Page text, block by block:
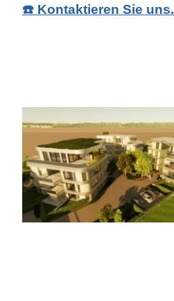
☎️ Kontaktieren Sie uns.